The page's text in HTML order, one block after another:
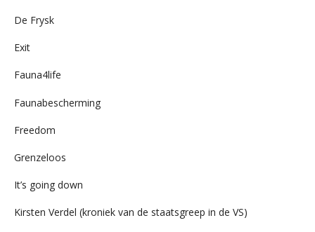
De Frysk
Exit
Fauna4life
Faunabescherming
Freedom
Grenzeloos
It’s going down
Kirsten Verdel (kroniek van de staatsgreep in de VS)